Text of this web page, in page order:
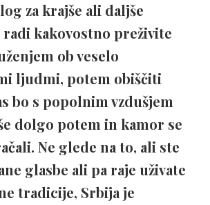
za krajše ali daljše
kakovostno preživite
ob veselo
ljudmi, potem obiščiti
bo s popolnim vzdušjem
dolgo potem in kamor se
Ne glede na to, ali ste
glasbe ali pa raje uživate
tradicije, Srbija je